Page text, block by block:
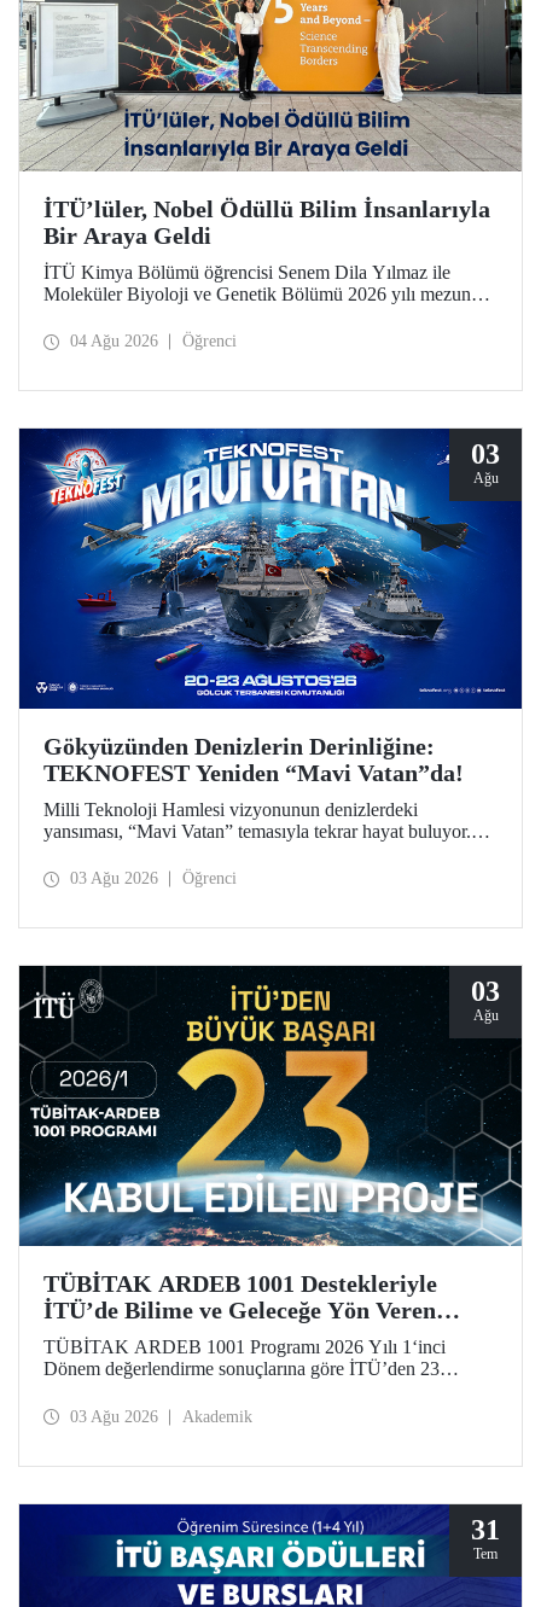
İTÜ’lüler, Nobel Ödüllü Bilim İnsanlarıyla
Bir Araya Geldi
İTÜ Kimya Bölümü öğrencisi Senem Dila Yılmaz ile
Moleküler Biyoloji ve Genetik Bölümü 2026 yılı mezunu
Etkinliklere Katılım Desteği kapsamında 75’inci Lindau
04 Ağu 2026 Öğrenci
03
Ağu
Gökyüzünden Denizlerin Derinliğine:
TEKNOFEST Yeniden “Mavi Vatan”da!
Milli Teknoloji Hamlesi vizyonunun denizlerdeki
yansıması, “Mavi Vatan” temasıyla tekrar hayat buluyor.
tarihlerinde Gölcük Tersanesi Komutanlığı’nda
03 Ağu 2026 Öğrenci
03
Ağu
TÜBİTAK ARDEB 1001 Destekleriyle
İTÜ’de Bilime ve Geleceğe Yön Veren
Başarı
TÜBİTAK ARDEB 1001 Programı 2026 Yılı 1‘inci
Dönem değerlendirme sonuçlarına göre İTÜ’den 23
03 Ağu 2026 Akademik
31
Tem